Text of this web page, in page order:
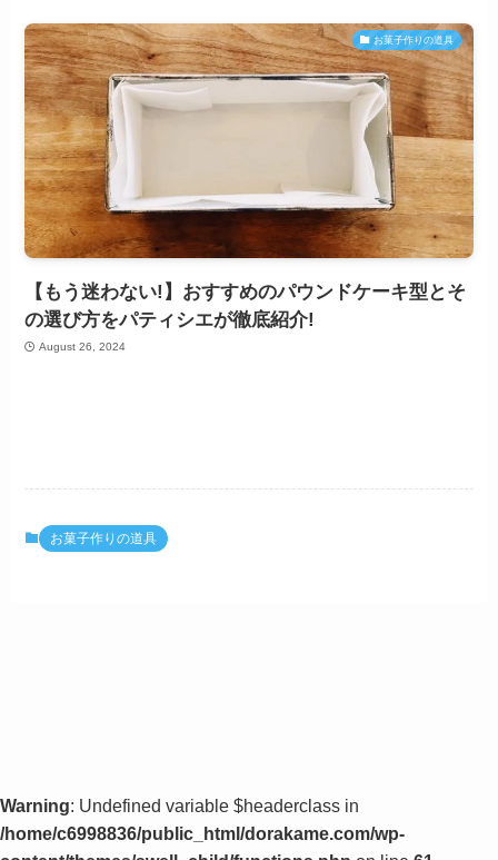
お菓子作りの道具
【もう迷わない!】おすすめのパウンドケーキ型とそ
の選び方をパティシエが徹底紹介!
August 26, 2024
お菓子作りの道具
Warning: Undefined variable $headerclass in
/home/c6998836/public_html/dorakame.com/wp-